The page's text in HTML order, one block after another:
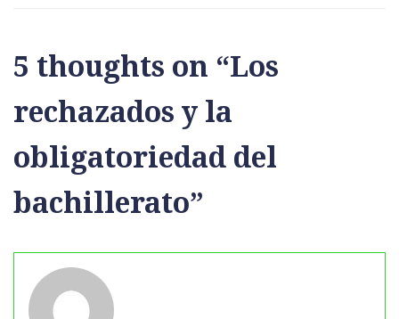
5 thoughts on “Los
rechazados y la
obligatoriedad del
bachillerato”